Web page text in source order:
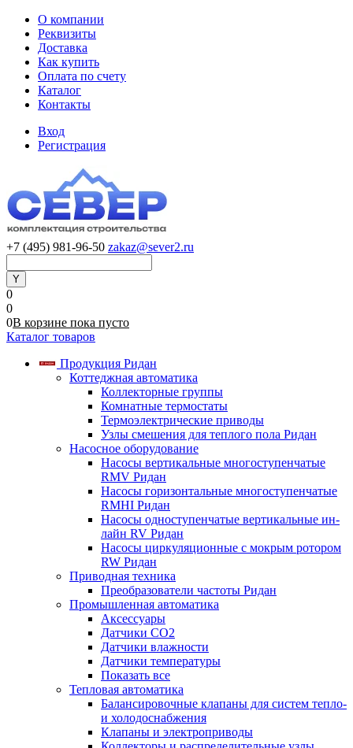
О компании
Реквизиты
Доставка
Как купить
Оплата по счету
Каталог
Контакты
Вход
Регистрация
+7 (495) 981-96-50 zakaz@sever2.ru
0
0
0В корзине пока пусто
Каталог товаров
Продукция Ридан
Коттеджная автоматика
Коллекторные группы
Комнатные термостаты
Термоэлектрические приводы
Узлы смешения для теплого пола Ридан
Насосное оборудование
Насосы вертикальные многоступенчатые
RMV Ридан
Насосы горизонтальные многоступенчатые
RMHI Ридан
Насосы одноступенчатые вертикальные ин-
лайн RV Ридан
Насосы циркуляционные с мокрым ротором
RW Ридан
Приводная техника
Преобразователи частоты Ридан
Промышленная автоматика
Аксессуары
Датчики CO2
Датчики влажности
Датчики температуры
Показать все
Тепловая автоматика
Балансировочные клапаны для систем тепло-
и холодоснабжения
Клапаны и электроприводы